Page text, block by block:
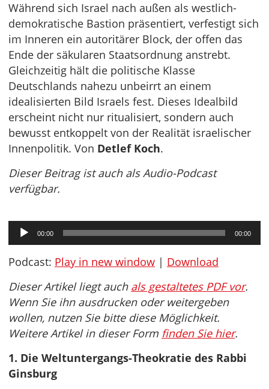
Während sich Israel nach außen als westlich-
demokratische Bastion präsentiert, verfestigt sich
im Inneren ein autoritärer Block, der offen das
Ende der säkularen Staatsordnung anstrebt.
Gleichzeitig hält die politische Klasse
Deutschlands nahezu unbeirrt an einem
idealisierten Bild Israels fest. Dieses Idealbild
erscheint nicht nur ritualisiert, sondern auch
bewusst entkoppelt von der Realität israelischer
Innenpolitik. Von Detlef Koch.
Dieser Beitrag ist auch als Audio-Podcast
verfügbar.
Audio-
Player
00:00 00:00
Podcast: Play in new window | Download
Dieser Artikel liegt auch als gestaltetes PDF vor.
Wenn Sie ihn ausdrucken oder weitergeben
wollen, nutzen Sie bitte diese Möglichkeit.
Weitere Artikel in dieser Form finden Sie hier.
1. Die Weltuntergangs-Theokratie des Rabbi
Ginsburg